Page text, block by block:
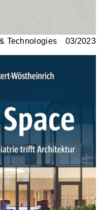
Technologies
03/2023